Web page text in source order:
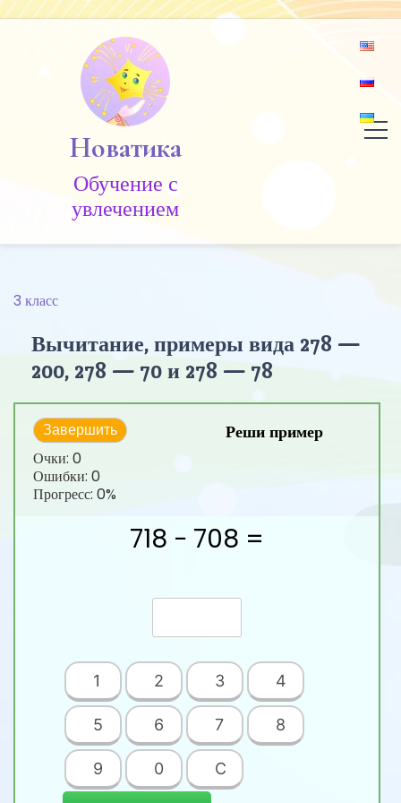
Skip
Новатика
Обучение c
увлечением
3 класс
Вычитание, примеры вида 278 —
200, 278 — 70 и 278 — 78
Завершить
Очки: 0
Ошибки: 0
Прогресс: 0%
Реши пример
718 − 708 =
1 2 3 4
5 6 7 8
9 0 C